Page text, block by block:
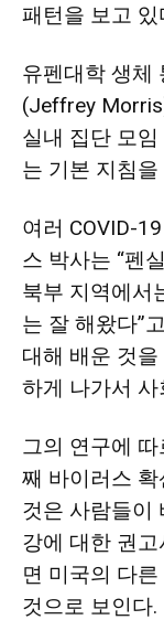
(PA/NJ/DE)
패턴을 보고
유펜대학 생체
(Jeffrey
실내 집단 모
는 기본 지침
여러 COVID-
스 박사는 “펜
북부 지역에서
는 잘 해왔다”
대해 배운 것
하게 나가서 사
그의 연구에
째 바이러스
것은 사람들이
강에 대한 권
면 미국의 다
것으로 보인다.